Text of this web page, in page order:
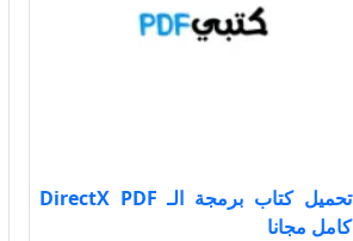
تحميل كتاب برمجة الـ DirectX PDF
كامل مجانا